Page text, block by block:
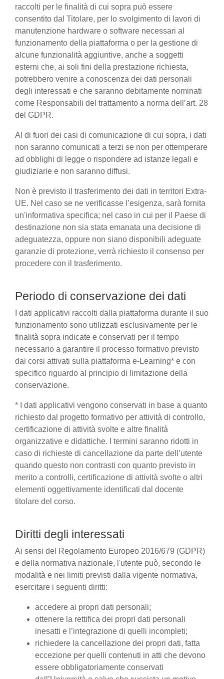
raccolti per le finalità di cui sopra può essere
consentito dal Titolare, per lo svolgimento di lavori di
manutenzione hardware o software necessari al
funzionamento della piattaforma o per la gestione di
alcune funzionalità aggiuntive, anche a soggetti
esterni che, ai soli fini della prestazione richiesta,
potrebbero venire a conoscenza dei dati personali
degli interessati e che saranno debitamente nominati
come Responsabili del trattamento a norma dell’art. 28
del GDPR.
Al di fuori dei casi di comunicazione di cui sopra, i dati
non saranno comunicati a terzi se non per ottemperare
ad obblighi di legge o rispondere ad istanze legali e
giudiziarie e non saranno diffusi.
Non è previsto il trasferimento dei dati in territori Extra-
UE. Nel caso se ne verificasse l’esigenza, sarà fornita
un'informativa specifica; nel caso in cui per il Paese di
destinazione non sia stata emanata una decisione di
adeguatezza, oppure non siano disponibili adeguate
garanzie di protezione, verrà richiesto il consenso per
procedere con il trasferimento.
Periodo di conservazione dei dati
I dati applicativi raccolti dalla piattaforma durante il suo
funzionamento sono utilizzati esclusivamente per le
finalità sopra indicate e conservati per il tempo
necessario a garantire il processo formativo previsto
dai corsi attivati sulla piattaforma e-Learning* e con
specifico riguardo al principio di limitazione della
conservazione.
* I dati applicativi vengono conservati in base a quanto
richiesto dal progetto formativo per attività di controllo,
certificazione di attività svolte e altre finalità
organizzative e didattiche. I termini saranno ridotti in
caso di richieste di cancellazione da parte dell’utente
quando questo non contrasti con quanto previsto in
merito a controlli, certificazione di attività svolte o altri
elementi oggettivamente identificati dal docente
titolare del corso.
Diritti degli interessati
Ai sensi del Regolamento Europeo 2016/679 (GDPR)
e della normativa nazionale, l'utente può, secondo le
modalità e nei limiti previsti dalla vigente normativa,
esercitare i seguenti diritti:
accedere ai propri dati personali;
ottenere la rettifica dei propri dati personali
inesatti e l’integrazione di quelli incompleti;
richiedere la cancellazione dei propri dati, fatta
eccezione per quelli contenuti in atti che devono
essere obbligatoriamente conservati